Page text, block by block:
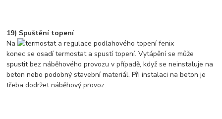
19) Spuštění topení
Na
konec se osadí termostat a spustí topení. Vytápění se může
spustit bez náběhového provozu v případě, když se neinstaluje na
beton nebo podobný stavební materiál. Při instalaci na beton je
třeba dodržet náběhový provoz.